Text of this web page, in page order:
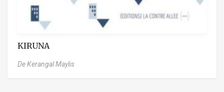
KIRUNA
De Kerangal Maylis